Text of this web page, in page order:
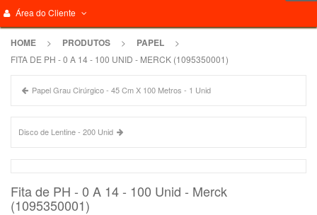
Área do Cliente
HOME > PRODUTOS > PAPEL
>
FITA DE PH - 0 A 14 - 100 UNID - MERCK (1095350001)
Papel Grau Cirúrgico - 45 Cm X 100 Metros - 1 Unid
Disco de Lentine - 200 Unid
Fita de PH - 0 A 14 - 100 Unid - Merck
(1095350001)